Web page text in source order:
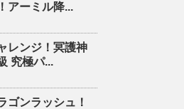
アーミル降...
レンジ！冥護神
究極パ...
ゴンラッシュ！